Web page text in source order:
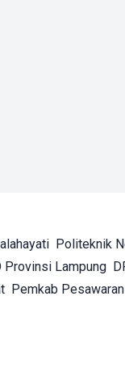
Politeknik
Provinsi Lampung
Pemkab Pesawaran